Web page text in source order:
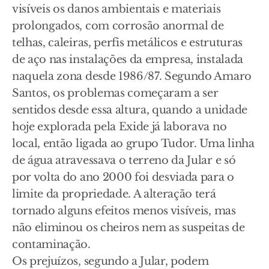
visíveis os danos ambientais e materiais
prolongados, com corrosão anormal de
telhas, caleiras, perfis metálicos e estruturas
de aço nas instalações da empresa, instalada
naquela zona desde 1986/87. Segundo Amaro
Santos, os problemas começaram a ser
sentidos desde essa altura, quando a unidade
hoje explorada pela Exide já laborava no
local, então ligada ao grupo Tudor. Uma linha
de água atravessava o terreno da Jular e só
por volta do ano 2000 foi desviada para o
limite da propriedade. A alteração terá
tornado alguns efeitos menos visíveis, mas
não eliminou os cheiros nem as suspeitas de
contaminação.
Os prejuízos, segundo a Jular, podem